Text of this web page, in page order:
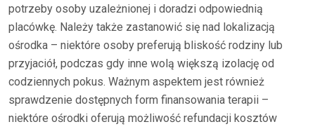
potrzeby osoby uzależnionej i doradzi odpowiednią
placówkę. Należy także zastanowić się nad lokalizacją
ośrodka – niektóre osoby preferują bliskość rodziny lub
przyjaciół, podczas gdy inne wolą większą izolację od
codziennych pokus. Ważnym aspektem jest również
sprawdzenie dostępnych form finansowania terapii –
niektóre ośrodki oferują możliwość refundacji kosztów